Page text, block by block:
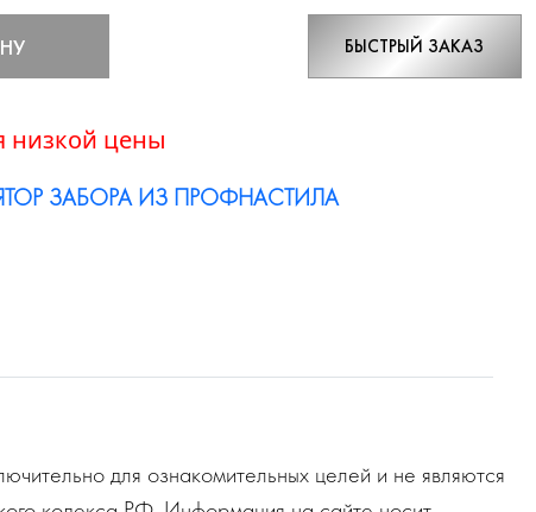
БЫСТРЫЙ ЗАКАЗ
низкой цены
ЗАБОРА ИЗ ПРОФНАСТИЛА
для ознакомительных целей и не являются